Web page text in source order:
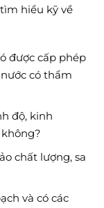
hiểu kỹ về
được cấp phép
có thẩm
độ, kinh
chất lượng, sa
và có các